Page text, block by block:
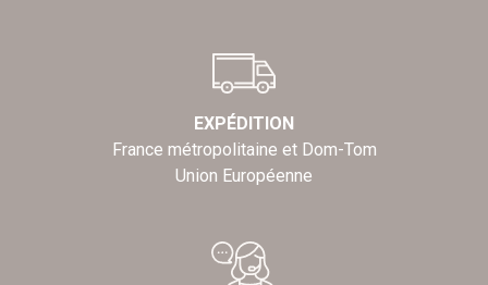
EXPÉDITION
France métropolitaine et Dom-Tom
Union Européenne